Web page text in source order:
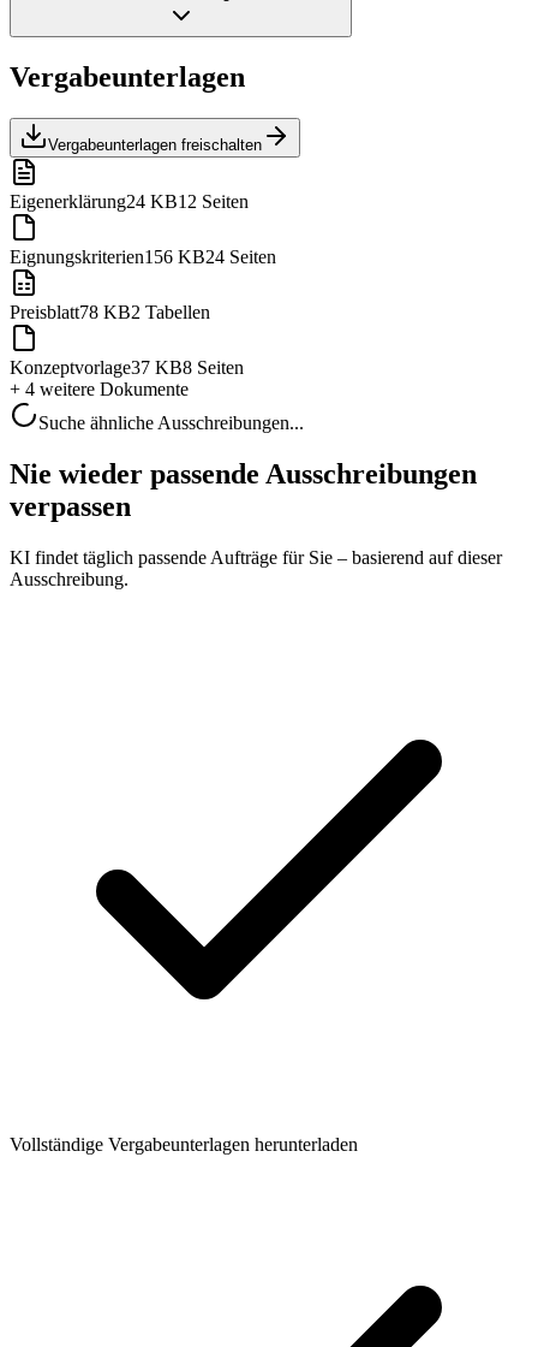
Vergabeunterlagen
Vergabeunterlagen freischalten
Eigenerklärung24 KB12 Seiten
Eignungskriterien156 KB24 Seiten
Preisblatt78 KB2 Tabellen
Konzeptvorlage37 KB8 Seiten
+ 4 weitere Dokumente
Suche ähnliche Ausschreibungen...
Nie wieder passende Ausschreibungen
verpassen
KI findet täglich passende Aufträge für Sie – basierend auf dieser
Ausschreibung.
Vollständige Vergabeunterlagen herunterladen